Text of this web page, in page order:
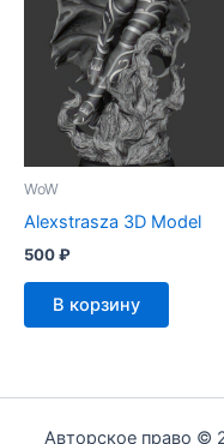
WoW
Alexstrasza 3D Model
500₽
В корзину
Авторское право ©